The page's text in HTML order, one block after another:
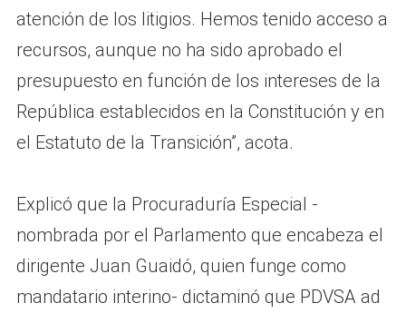
atención de los litigios. Hemos tenido acceso a
recursos, aunque no ha sido aprobado el
presupuesto en función de los intereses de la
República establecidos en la Constitución y en
el Estatuto de la Transición”, acota.
Explicó que la Procuraduría Especial -
nombrada por el Parlamento que encabeza el
dirigente Juan Guaidó, quien funge como
mandatario interino- dictaminó que PDVSA ad